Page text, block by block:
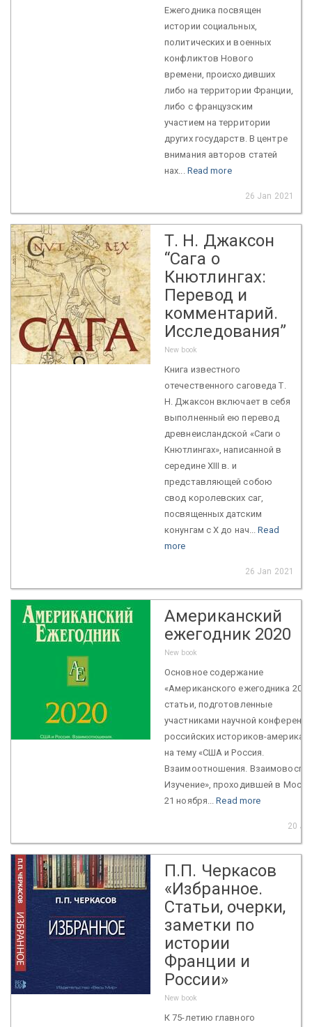
Ежегодника посвящен
истории социальных,
политических и военных
конфликтов Нового
времени, происходивших
либо на территории Франции,
либо с французским
участием на территории
других государств. В центре
внимания авторов статей
нах... Read more
26 Jan 2021
Т. Н. Джаксон
“Сага о
Кнютлингах:
Перевод и
комментарий.
Исследования”
New book
Книга известного
отечественного саговеда Т.
Н. Джаксон включает в себя
выполненный ею перевод
древнеисландской «Саги о
Кнютлингах», написанной в
середине XIII в. и
представляющей собою
свод королевских саг,
посвященных датским
конунгам с X до нач...Read
more
26 Jan 2021
Американский
ежегодник 2020
New book
Основное содержание
«Американского ежегодника
статьи, подготовленные
участниками научной
российских историков-
на тему «США и Россия.
Взаимоотношения.
Изучение», проходившей в
21 ноября...Read more
20
П.П. Черкасов
«Избранное.
Статьи, очерки,
заметки по
истории
Франции и
России»
New book
К 75-летию главного